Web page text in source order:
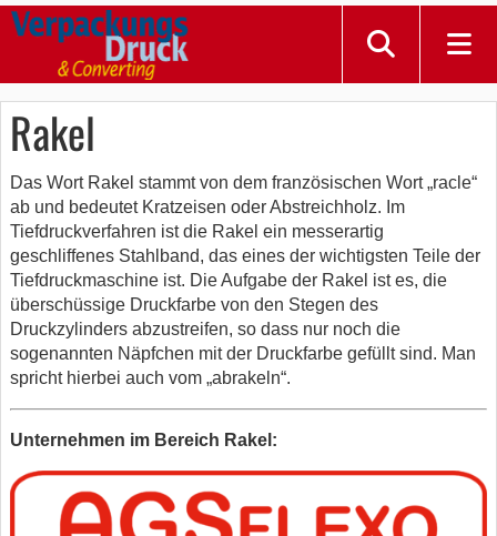
Rakel
Das Wort Rakel stammt von dem französischen Wort „racle“
ab und bedeutet Kratzeisen oder Abstreichholz. Im
Tiefdruckverfahren ist die Rakel ein messerartig
geschliffenes Stahlband, das eines der wichtigsten Teile der
Tiefdruckmaschine ist. Die Aufgabe der Rakel ist es, die
überschüssige Druckfarbe von den Stegen des
Druckzylinders abzustreifen, so dass nur noch die
sogenannten Näpfchen mit der Druckfarbe gefüllt sind. Man
spricht hierbei auch vom „abrakeln“.
Unternehmen im Bereich Rakel: